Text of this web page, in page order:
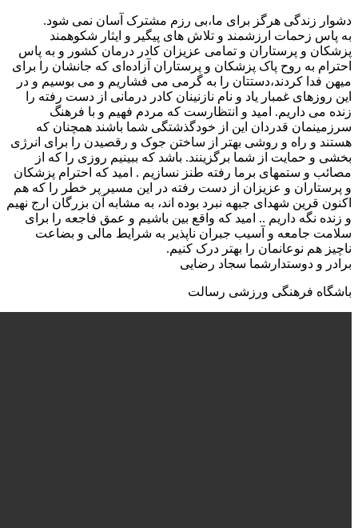
زندگی هرگز برای ما،بی رزم مشترک آسان نمی شود.
زحمات ارزشمند و تلاش های پیگیر و ایثار شکوهمند
و پرستاران و تمامی عزیزان کادر درمان کشور و به پاس
به روح پاک پزشکان و پرستاران آزاده‌ای که جانشان را برای
فدا کردند،دستتان را به گرمی می فشاریم و می بوسیم و در
غمبار یاد و نام نازنینان کادر درمانی از دست رفته را
می داریم. امید و انتظارست که مردم فهیم و با فرهنگ
قدردان این از خودگذشتگی شما باشند همچنان که
و راه و روشی بهتر از ساختن جوک و رقصیدن را برای انرژی
حمایت از شما برگزینند. باشد که ببینیم روزی را که از
و ستمهای برما رفته طنز نسازیم . امید که احترام پزشکان
و عزیزان از دست رفته در این مسیر پر خطر را که هم
قرین شهدای جبهه نبرد بوده اند، به مشابه آن بزرگان ارج نهیم
نگه داریم .. امید که واقع بین باشیم و عمق فاجعه را برای
جامعه و آسیب جبران ناپذیر به شرایط مالی و بضاعت
هم نوعانمان را بهتر درک کنیم.
و دوستدارشما سجاد رضایی
فرهنگی ورزشی رسالت